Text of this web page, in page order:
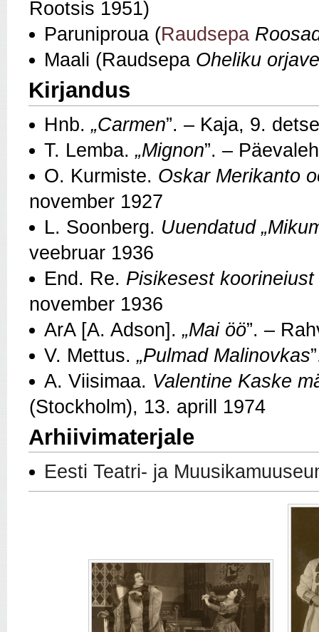
Rootsis 1951)
Paruniproua (Raudsepa
Maali (Raudsepa Oheliku
Kirjandus
Hnb.„Carmen”. – Kaja, 9.
T. Lemba.„Mignon”. –
O. Kurmiste. Oskar Merikanto
november 1927
L. Soonberg. Uuendatud
veebruar 1936
End. Re. Pisikesest
november 1936
ArA [A. Adson].„Mai öö”. –
V. Mettus.„Pulmad Malinovkas
A. Viisimaa. Valentine Kaske
(Stockholm), 13. aprill 1974
Arhiivimaterjale
Eesti Teatri- ja